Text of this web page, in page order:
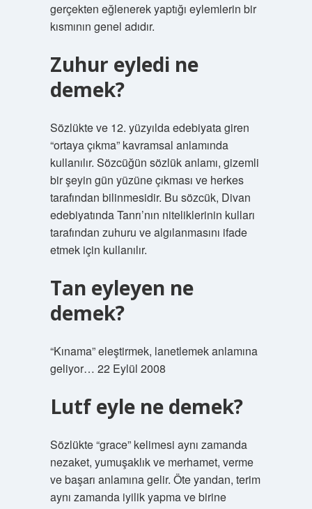
gerçekten eğlenerek yaptığı eylemlerin bir
kısmının genel adıdır.
Zuhur eyledi ne
demek?
Sözlükte ve 12. yüzyılda edebiyata giren
“ortaya çıkma” kavramsal anlamında
kullanılır. Sözcüğün sözlük anlamı, gizemli
bir şeyin gün yüzüne çıkması ve herkes
tarafından bilinmesidir. Bu sözcük, Divan
edebiyatında Tanrı’nın niteliklerinin kulları
tarafından zuhuru ve algılanmasını ifade
etmek için kullanılır.
Tan eyleyen ne
demek?
“Kınama” eleştirmek, lanetlemek anlamına
geliyor… 22 Eylül 2008
Lutf eyle ne demek?
Sözlükte “grace” kelimesi aynı zamanda
nezaket, yumuşaklık ve merhamet, verme
ve başarı anlamına gelir. Öte yandan, terim
aynı zamanda iyilik yapma ve birine